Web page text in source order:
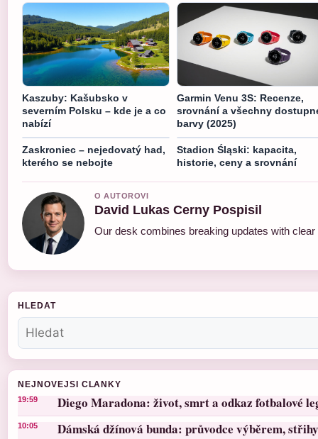
Kaszuby: Kašubsko v
severním Polsku – kde je a co
nabízí
Garmin Venu 3S: Recenze,
srovnání a všechny
barvy (2025)
Zaskroniec – nejedovatý had,
kterého se nebojte
Stadion Śląski: kapacita,
historie, ceny a srovnání
O AUTOROVI
David Lukas Cerny Pospisil
Our desk combines breaking updates with
HLEDAT
NEJNOVEJSI CLANKY
19:59 Diego Maradona: život, smrt a odkaz fotbalové
10:05 Dámská džínová bunda: průvodce výběrem,